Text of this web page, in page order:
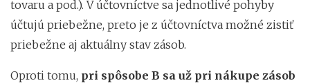
tovaru a pod.). V účtovníctve sa jednotlivé pohyby
účtujú priebežne, preto je z účtovníctva možné zistiť
priebežne aj aktuálny stav zásob.
Oproti tomu, pri spôsobe B sa už pri nákupe zásob